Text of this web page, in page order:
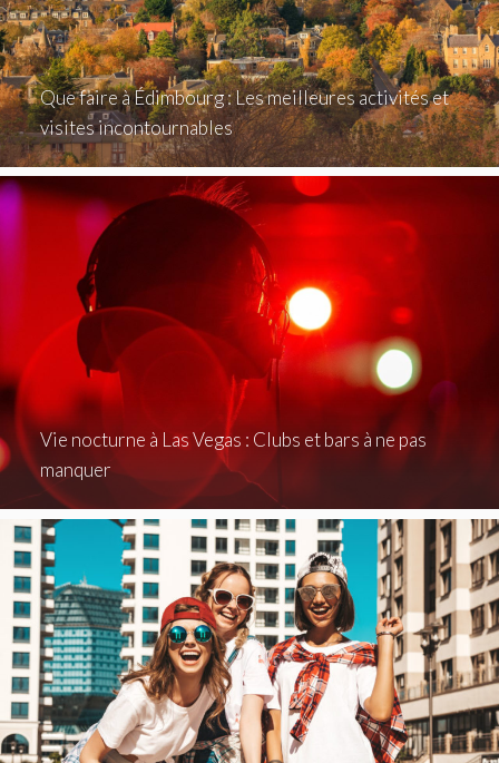
Que faire à Édimbourg : Les meilleures activités et
visites incontournables
Vie nocturne à Las Vegas : Clubs et bars à ne pas
manquer